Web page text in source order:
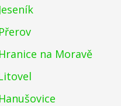
na Moravě